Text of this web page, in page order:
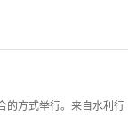
的方式举行。来自水利行